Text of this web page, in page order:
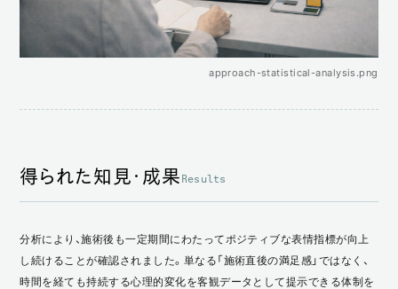
approach-statistical-analysis.png
得られた知見・成果 Results
分析により、施術後も一定期間にわたってポジティブな表情指標が向上
し続けることが確認されました。単なる「施術直後の満足感」ではなく、
時間を経ても持続する心理的変化を客観データとして提示できる体制を